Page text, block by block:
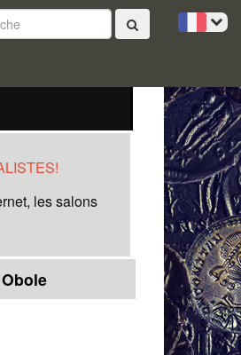
les salons
Obole